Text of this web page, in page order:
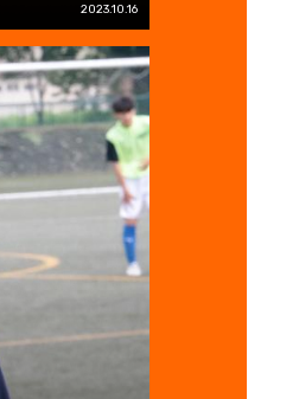
2023.10.16